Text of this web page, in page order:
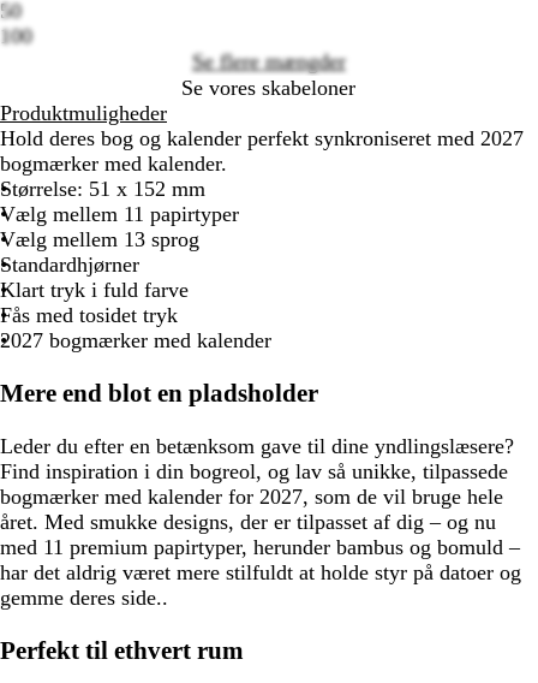
50
100
Se flere mængder
Se vores skabeloner
Produktmuligheder
Hold deres bog og kalender perfekt synkroniseret med 2027
bogmærker med kalender.
Størrelse: 51 x 152 mm
Vælg mellem 11 papirtyper
Vælg mellem 13 sprog
Standardhjørner
Klart tryk i fuld farve
Fås med tosidet tryk
2027 bogmærker med kalender
Mere end blot en pladsholder
Leder du efter en betænksom gave til dine yndlingslæsere?
Find inspiration i din bogreol, og lav så unikke, tilpassede
bogmærker med kalender for 2027, som de vil bruge hele
året. Med smukke designs, der er tilpasset af dig – og nu
med 11 premium papirtyper, herunder bambus og bomuld –
har det aldrig været mere stilfuldt at holde styr på datoer og
gemme deres side..
Perfekt til ethvert rum